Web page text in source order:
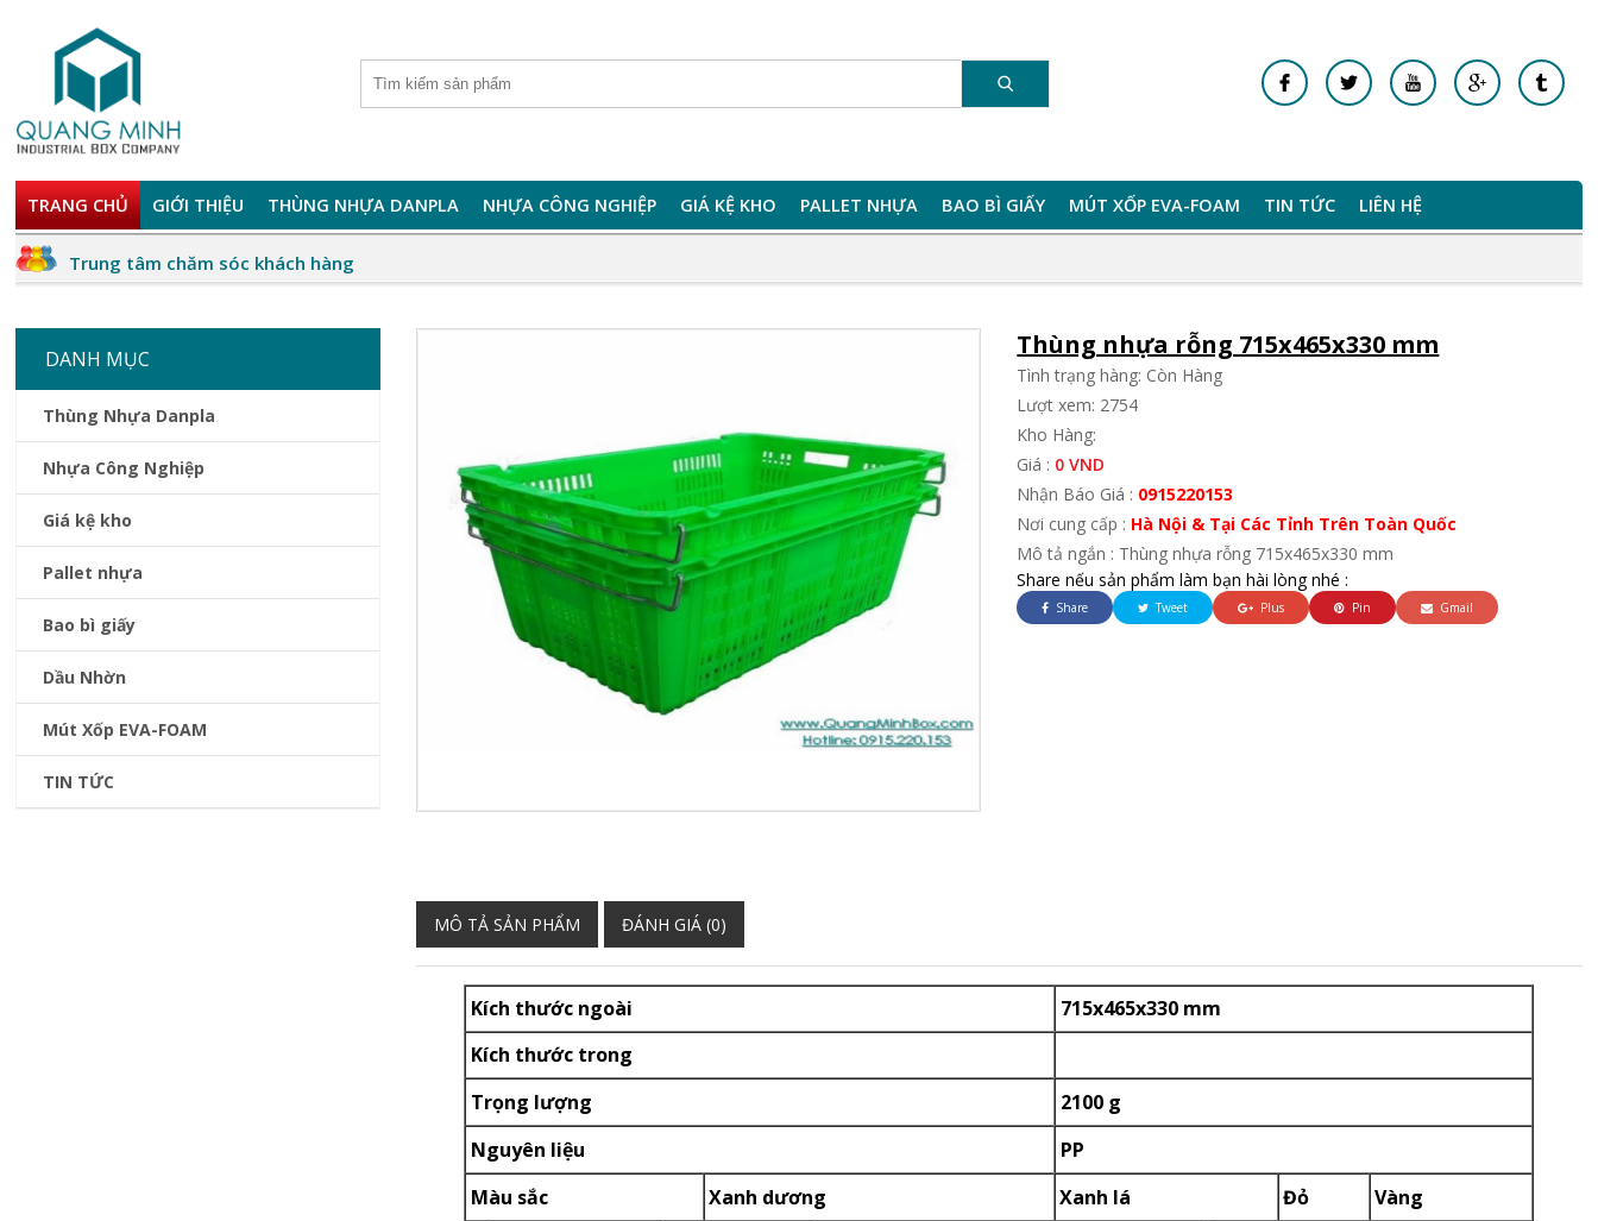
TRANG CHỦ GIỚI THIỆU THÙNG NHỰA DANPLA NHỰA CÔNG NGHIỆP GIÁ KỆ KHO PALLET NHỰA BAO BÌ GIẤY MÚT XỐP EVA-FOAM TIN TỨC LIÊN HỆ
Trung tâm chăm sóc khách hàng
DANH MỤC
Thùng Nhựa Danpla
Nhựa Công Nghiệp
Giá kệ kho
Pallet nhựa
Bao bì giấy
Dầu Nhờn
Mút Xốp EVA-FOAM
TIN TỨC
Thùng nhựa rỗng 715x465x330 mm
Tình trạng hàng: Còn Hàng
Lượt xem: 2754
Kho Hàng:
Giá : 0 VND
Nhận Báo Giá : 0915220153
Nơi cung cấp : Hà Nội & Tại Các Tỉnh Trên Toàn Quốc
Mô tả ngắn : Thùng nhựa rỗng 715x465x330 mm
Share nếu sản phẩm làm bạn hài lòng nhé :
Share Tweet Plus Pin Gmail
MÔ TẢ SẢN PHẨM ĐÁNH GIÁ (0)
Kích thước ngoài
715x465x330 mm
Kích thước trong
Trọng lượng
2100 g
Nguyên liệu
PP
Màu sắc
Xanh dương Xanh lá Đỏ Vàng